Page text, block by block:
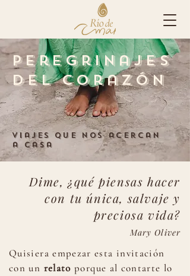
peregrinajes
del corazón
viajes que nos acercan
a casa
Dime, ¿qué piensas hacer
con tu única, salvaje y
preciosa vida?
Mary Oliver
Quisiera empezar esta invitación
con un relato porque al contarte lo